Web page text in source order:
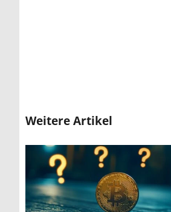
Weitere Artikel